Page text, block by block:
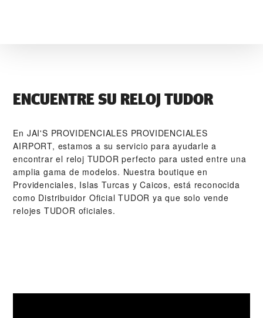
ENCUENTRE SU RELOJ TUDOR
En ‭JAI'S PROVIDENCIALES PROVIDENCIALES
AIRPORT‬, estamos a su servicio para ayudarle a
encontrar el reloj TUDOR perfecto para usted entre una
amplia gama de modelos. Nuestra boutique en
Providenciales, Islas Turcas y Caicos, está reconocida
como Distribuidor Oficial TUDOR ya que solo vende
relojes TUDOR oficiales.